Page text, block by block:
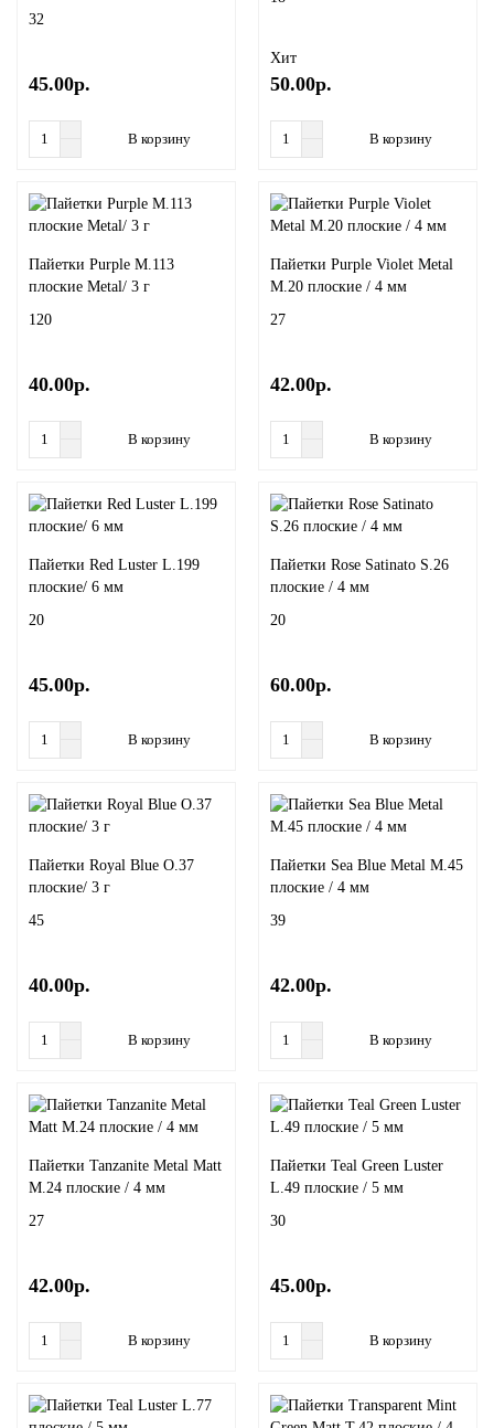
32
45.00р.
В корзину
Хит
50.00р.
В корзину
Пайетки Purple M.113
плоские Metal/ 3 г
120
40.00р.
В корзину
Пайетки Purple Violet Metal
M.20 плоские / 4 мм
27
42.00р.
В корзину
Пайетки Red Luster L.199
плоские/ 6 мм
20
45.00р.
В корзину
Пайетки Rose Satinato S.26
плоские / 4 мм
20
60.00р.
В корзину
Пайетки Royal Blue O.37
плоские/ 3 г
45
40.00р.
В корзину
Пайетки Sea Blue Metal M.45
плоские / 4 мм
39
42.00р.
В корзину
Пайетки Tanzanite Metal Matt
M.24 плоские / 4 мм
27
42.00р.
В корзину
Пайетки Teal Green Luster
L.49 плоские / 5 мм
30
45.00р.
В корзину